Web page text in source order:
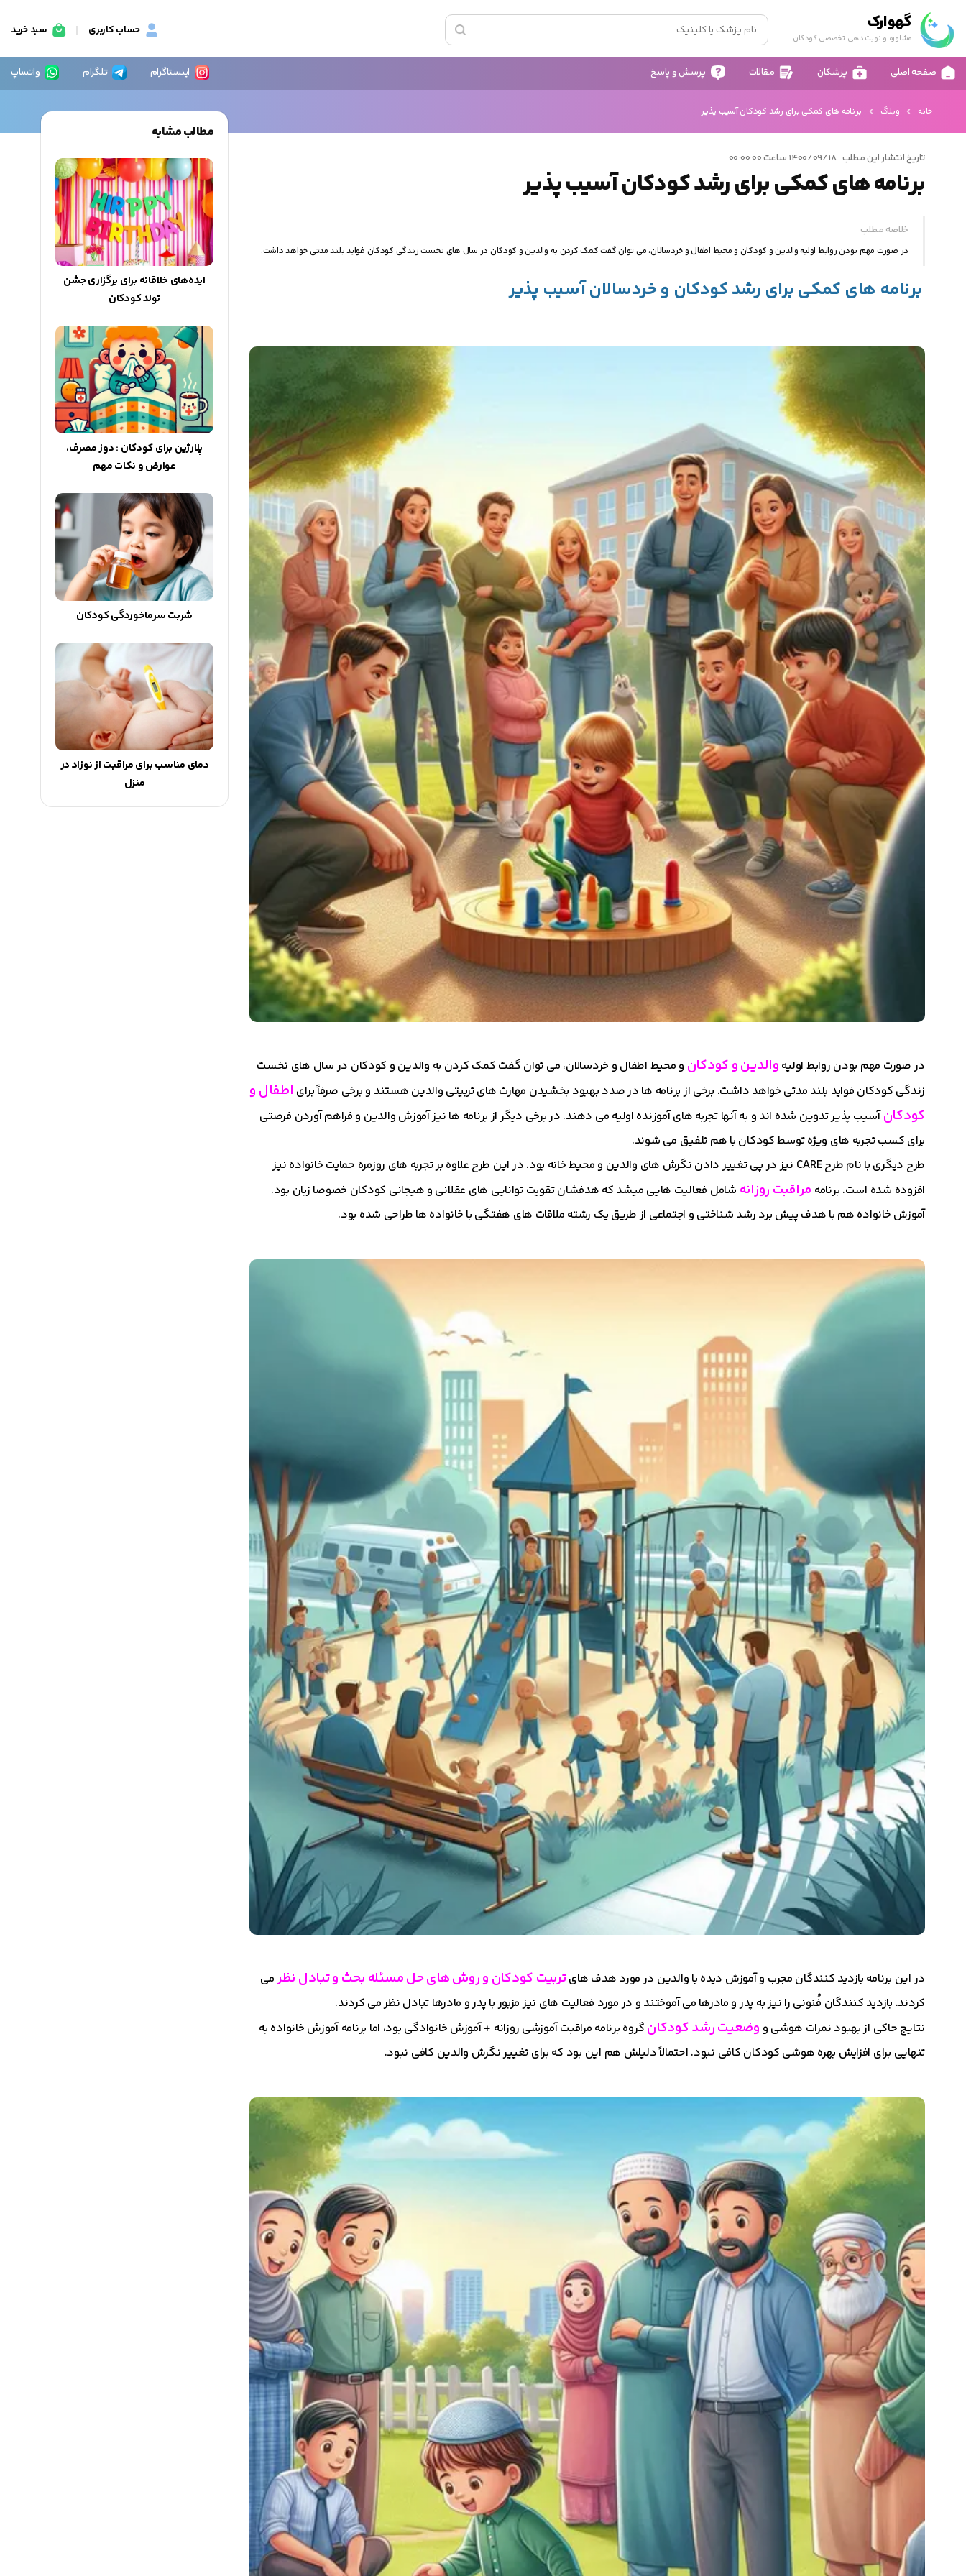
گهوارک
مشاوره و نوبت دهی تخصصی کودکان
حساب کاربری سبد خرید
صفحه اصلی پزشکان مقالات پرسش و پاسخ اینستاگرام تلگرام واتساپ
خانه وبلاگ برنامه های کمکی برای رشد کودکان آسیب پذیر
تاریخ انتشار این مطلب : 1400/09/18 ساعت 00:00:00
برنامه های کمکی برای رشد کودکان آسیب پذیر
خلاصه مطلب
در صورت مهم بودن روابط اولیه والدین و کودکان و محیط اطفال و خردسالان، می توان گفت کمک کردن به والدین و کودکان در سال های نخست زندگی کودکان فواید بلند مدتی خواهد داشت.
برنامه های کمکی برای رشد کودکان و خردسالان آسیب پذیر
در صورت مهم بودن روابط اولیه والدین و کودکان و محیط اطفال و خردسالان، می توان گفت کمک کردن به والدین و کودکان در سال های نخست
زندگی کودکان فواید بلند مدتی خواهد داشت. برخی از برنامه ها در صدد بهبود بخشیدن مهارت های تربیتی والدین هستند و برخی صرفاً برای اطفال و
کودکانآسیب پذیر تدوین شده اند و به آنها تجربه های آموزنده اولیه می دهند. در برخی دیگر از برنامه ها نیز آموزش والدین و فراهم آوردن فرصتی
برای کسب تجربه های ویژه توسط کودکان با هم تلفیق می شوند.
طرح دیگری با نام طرح CARE نیز در پی تغییر دادن نگرش های والدین و محیط خانه بود. در این طرح علاوه بر تجربه های روزمره حمایت خانواده نیز
افزوده شده است. برنامه مراقبت روزانه شامل فعالیت هایی میشد که هدفشان تقویت توانایی های عقلانی و هیجانی کودکان خصوصا زبان بود.
آموزش خانواده هم با هدف پیش برد رشد شناختی و اجتماعی از طریق یک رشته ملاقات های هفتگی با خانواده ها طراحی شده بود.
در این برنامه بازدید کنندگان مجرب و آموزش دیده با والدین در مورد هدف هایتربیت کودکان و روش های حل مسئله بحث و تبادل نظرمی
کردند. بازدید کنندگان فُنونی را نیز به پدر و مادرها می آموختند و در مورد فعالیت های نیز مزبور با پدر و مادرها تبادل نظر می کردند.
نتایج حاکی از بهبود نمرات هوشی و وضعیت رشد کودکان گروه برنامه مراقبت آموزشی روزانه + آموزش خانوادگی بود، اما برنامه آموزش خانواده به
تنهایی برای افزایش بهره هوشی کودکان کافی نبود. احتمالاً دلیلش هم این بود که برای تغییر نگرش والدین کافی نبود.
مطالب مشابه
ایده‌های خلاقانه برای برگزاری جشن
تولد کودکان
پلارژین برای کودکان : دوز مصرف،
عوارض و نکات مهم
شربت سرماخوردگی کودکان
دمای مناسب برای مراقبت از نوزاد در
منزل